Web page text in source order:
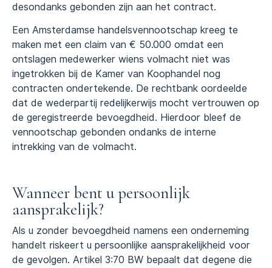
desondanks gebonden zijn aan het contract.
Een Amsterdamse handelsvennootschap kreeg te
maken met een claim van € 50.000 omdat een
ontslagen medewerker wiens volmacht niet was
ingetrokken bij de Kamer van Koophandel nog
contracten ondertekende. De rechtbank oordeelde
dat de wederpartij redelijkerwijs mocht vertrouwen op
de geregistreerde bevoegdheid. Hierdoor bleef de
vennootschap gebonden ondanks de interne
intrekking van de volmacht.
Wanneer bent u persoonlijk
aansprakelijk?
Als u zonder bevoegdheid namens een onderneming
handelt riskeert u persoonlijke aansprakelijkheid voor
de gevolgen. Artikel 3:70 BW bepaalt dat degene die